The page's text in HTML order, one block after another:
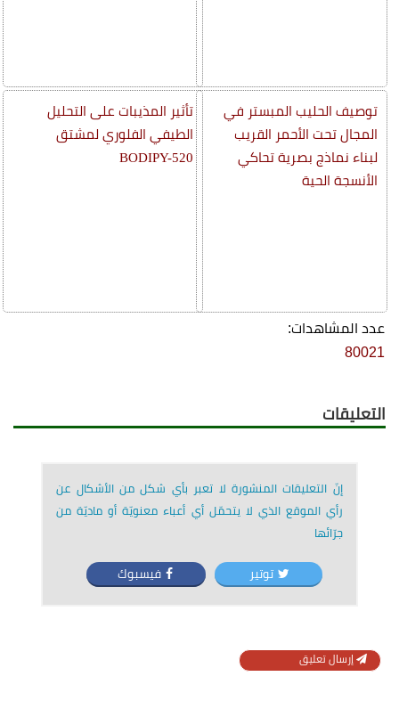
توصيف الحليب المبستر في
المجال تحت الأحمر القريب
لبناء نماذج بصرية تحاكي
الأنسجة الحية
تأثير المذيبات على التحليل
الطيفي الفلوري لمشتق
BODIPY-520
عدد المشاهدات:
80021
التعليقات
إنّ التعليقات المنشورة لا تعبر بأي شكل من الأشكال عن
رأي الموقع الذي لا يتحمّل أي أعباء معنويّة أو ماديّة من
جرّائها
توتير فيسبوك
إرسال تعليق